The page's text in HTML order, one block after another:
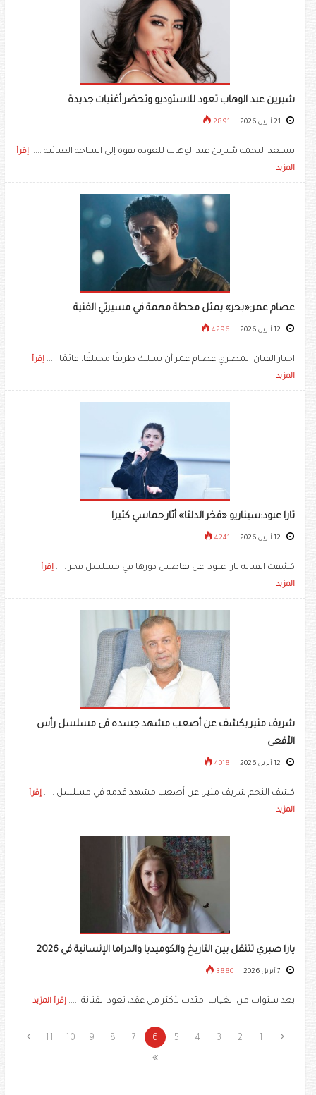
شيرين عبد الوهاب تعود للاستوديو وتحضر أغنيات جديدة
2891
تستعد النجمة شيرين عبد الوهاب للعودة بقوة إلى الساحة الغنائية ..... إقرأ
المزيد
عصام عمر:«بحر» يمثل محطة مهمة في مسيرتي الفنية
4296
اختار الفنان المصري عصام عمر أن يسلك طريقًا مختلفًا، قائمًا ..... إقرأ
المزيد
تارا عبود:سيناريو «فخر الدلتا» أثار حماسي كثيرا
4241
كشفت الفنانة تارا عبود، عن تفاصيل دورها في مسلسل فخر ..... إقرأ
المزيد
شريف منير يكشف عن أصعب مشهد جسده فى مسلسل رأس
الأفعى
4018
كشف النجم شريف منير، عن أصعب مشهد قدمه في مسلسل ..... إقرأ
المزيد
يارا صبري تتنقل بين التاريخ والكوميديا والدراما الإنسانية في 2026
3880
بعد سنوات من الغياب امتدت لأكثر من عقد، تعود الفنانة ..... إقرأ المزيد
1
2
3
4
5
6
7
8
9
10
11